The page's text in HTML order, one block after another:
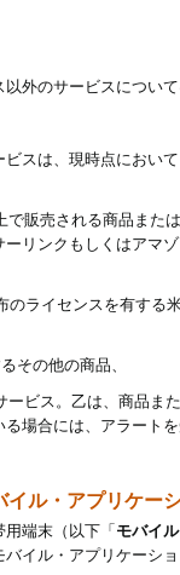
外のサービスについ
スは、現時点におい
販売される商品ま
リンクもしくはアマ
ライセンスを有す
その他の商品、
ビス。乙は、商品ま
場合には、アラート
ル・アプリケー
端末（以下「モバイ
イル・アプリケーシ